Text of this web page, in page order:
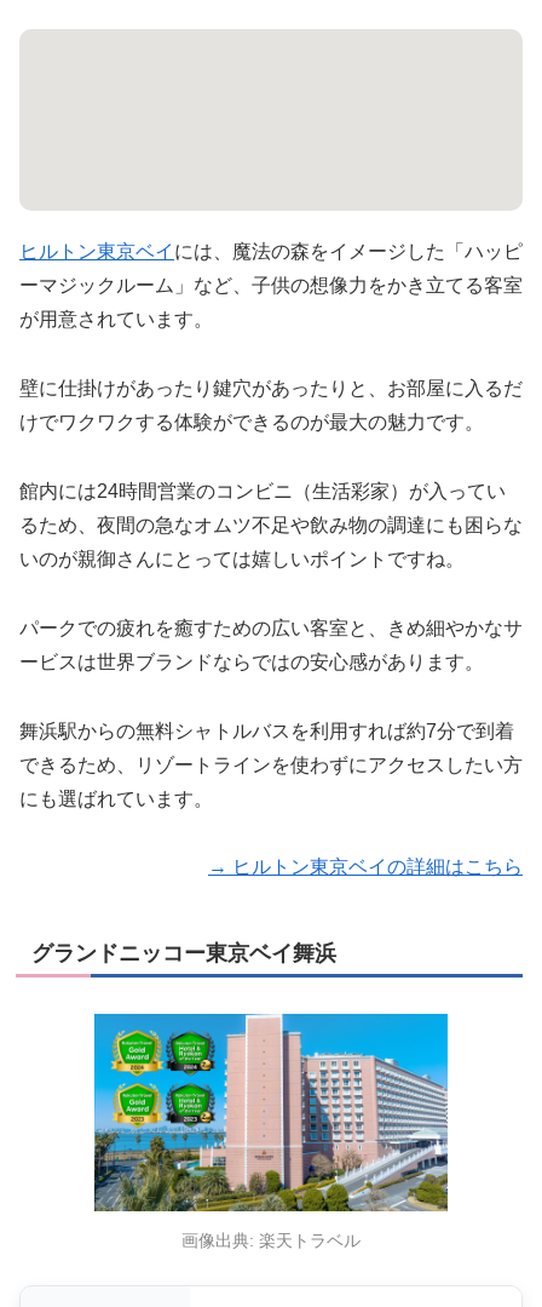
ヒルトン東京ベイ には、魔法の森をイメージした「ハッピ
ーマジックルーム」など、子供の想像力をかき立てる客室
が用意されています。
壁に仕掛けがあったり鍵穴があったりと、お部屋に入るだ
けでワクワクする体験ができるのが最大の魅力です。
館内には24時間営業のコンビニ（生活彩家）が入ってい
るため、夜間の急なオムツ不足や飲み物の調達にも困らな
いのが親御さんにとっては嬉しいポイントですね。
パークでの疲れを癒すための広い客室と、きめ細やかなサ
ービスは世界ブランドならではの安心感があります。
舞浜駅からの無料シャトルバスを利用すれば約7分で到着
できるため、リゾートラインを使わずにアクセスしたい方
にも選ばれています。
→ ヒルトン東京ベイの詳細はこちら
グランドニッコー東京ベイ舞浜
画像出典: 楽天トラベル